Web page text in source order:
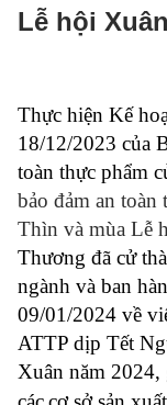
Lễ hội
Thực hiện Kế
18/12/2023 của
toàn thực phẩm
bảo đảm an
Thìn và mùa Lễ
Thương đã cử
ngành và ban
09/01/2024 về
ATTP dịp Tết
Xuân năm